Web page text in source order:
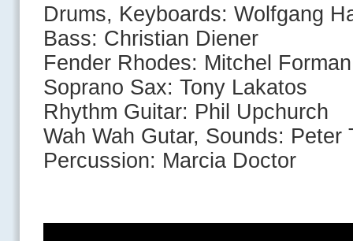
Drums, Keyboards: Wolfgang
Bass: Christian Diener
Fender Rhodes: Mitchel Forman
Soprano Sax: Tony Lakatos
Rhythm Guitar: Phil Upchurch
Wah Wah Gutar, Sounds: Peter
Percussion: Marcia Doctor